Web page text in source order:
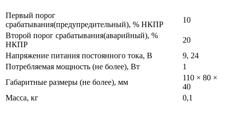
Первый порог
срабатывания(предупредительный), % НКПР
10
Второй порог срабатывания(аварийный), %
НКПР
20
Напряжение питания постоянного тока, В
9, 24
Потребляемая мощность (не более), Вт
1
Габаритные размеры (не более), мм
110 × 80 ×
40
Масса, кг
0,1